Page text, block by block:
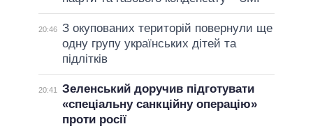
20:46 З окупованих територій повернули ще
одну групу українських дітей та
підлітків
20:41 Зеленський доручив підготувати
«спеціальну санкційну операцію»
проти росії